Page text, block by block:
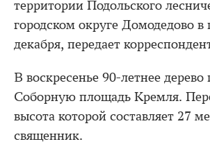
территории Подольского
городском округе Домодедово в
декабря, передает
В воскресенье 90-летнее дерево
Соборную площадь Кремля.
высота которой составляет 27
священник.